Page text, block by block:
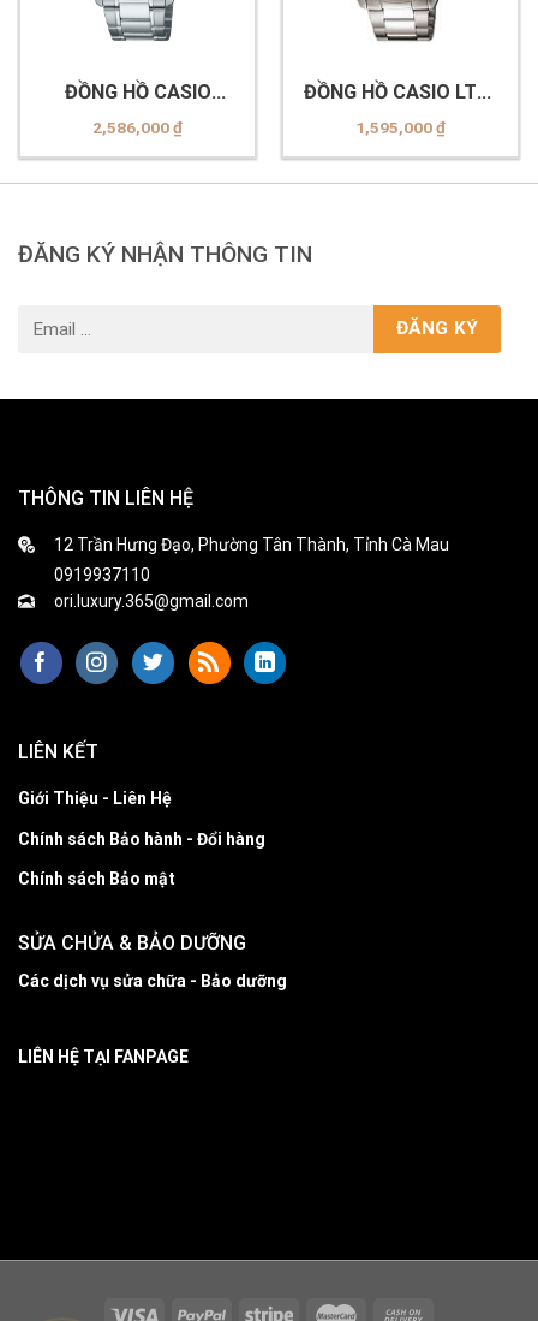
ĐỒNG HỒ CASIO
MTP-1374D-2A3VDF
2,586,000₫
ĐỒNG HỒ CASIO LTP-
1302D-1A1VDF
1,595,000₫
ĐĂNG KÝ NHẬN THÔNG TIN
THÔNG TIN LIÊN HỆ
12 Trần Hưng Đạo, Phường Tân Thành, Tỉnh Cà Mau
0919937110
ori.luxury.365@gmail.com
LIÊN KẾT
Giới Thiệu - Liên Hệ
Chính sách Bảo hành - Đổi hàng
Chính sách Bảo mật
SỬA CHỬA & BẢO DƯỠNG
Các dịch vụ sửa chữa - Bảo dưỡng
LIÊN HỆ TẠI FANPAGE